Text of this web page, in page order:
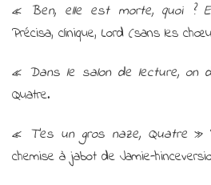
« Ben, elle est morte, quoi ?
Précisa, clinique, Lord (sans les
« Dans le salon de lecture, on
Quatre.
« T’es un gros naze, Quatre »
chemise à jabot de Jamie-